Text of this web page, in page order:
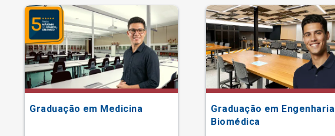
Graduação em Medicina
Graduação em Engenharia
Biomédica